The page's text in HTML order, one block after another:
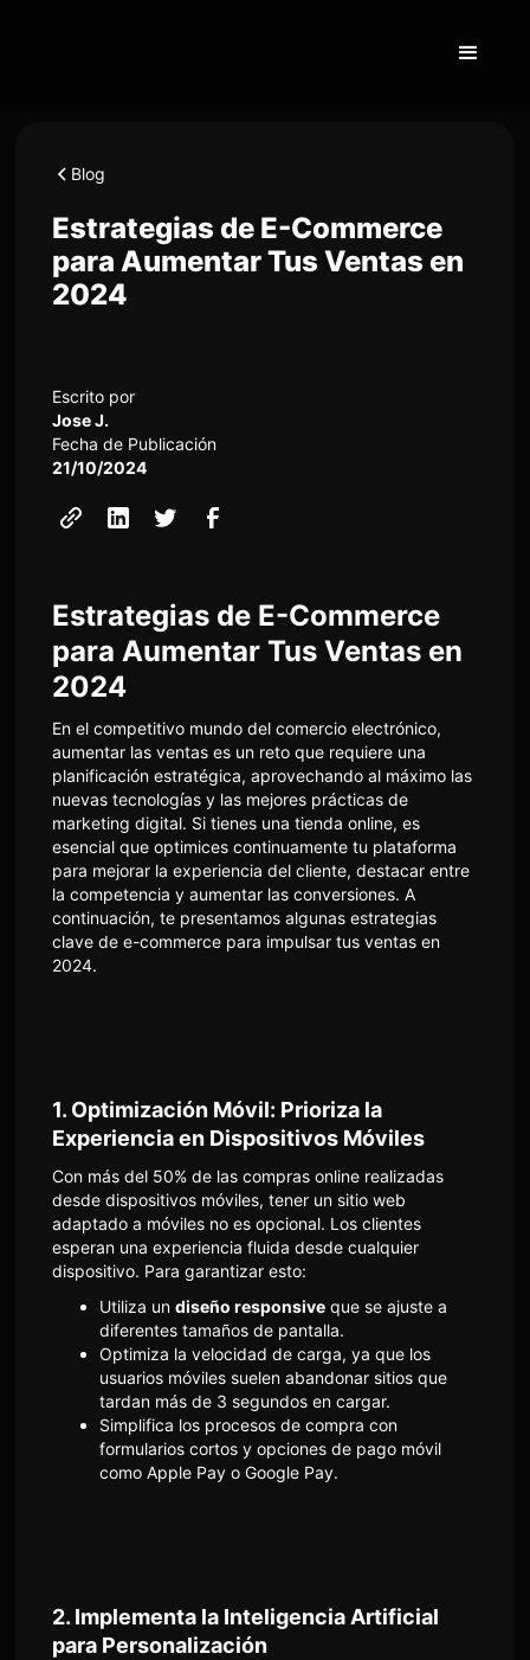
Blog
Estrategias de E-Commerce
para Aumentar Tus Ventas en
2024
Escrito por
Jose J.
Fecha de Publicación
21/10/2024
Estrategias de E-Commerce
para Aumentar Tus Ventas en
2024
En el competitivo mundo del comercio electrónico,
aumentar las ventas es un reto que requiere una
planificación estratégica, aprovechando al máximo las
nuevas tecnologías y las mejores prácticas de
marketing digital. Si tienes una tienda online, es
esencial que optimices continuamente tu plataforma
para mejorar la experiencia del cliente, destacar entre
la competencia y aumentar las conversiones. A
continuación, te presentamos algunas estrategias
clave de e-commerce para impulsar tus ventas en
2024.
1. Optimización Móvil: Prioriza la
Experiencia en Dispositivos Móviles
Con más del 50% de las compras online realizadas
desde dispositivos móviles, tener un sitio web
adaptado a móviles no es opcional. Los clientes
esperan una experiencia fluida desde cualquier
dispositivo. Para garantizar esto:
Utiliza un diseño responsiveque se ajuste a
diferentes tamaños de pantalla.
Optimiza la velocidad de carga, ya que los
usuarios móviles suelen abandonar sitios que
tardan más de 3 segundos en cargar.
Simplifica los procesos de compra con
formularios cortos y opciones de pago móvil
como Apple Pay o Google Pay.
2. Implementa la Inteligencia Artificial
para Personalización